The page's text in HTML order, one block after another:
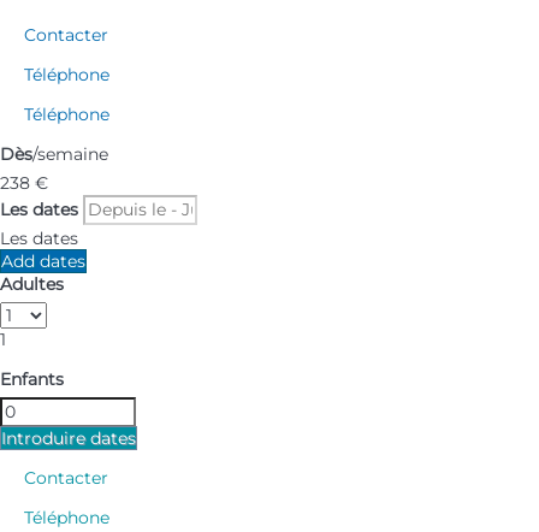
Contacter
Téléphone
Téléphone
Dès/semaine
238 €
Les dates
Les dates
Add dates
Adultes
1
Enfants
Introduire dates
Contacter
Téléphone